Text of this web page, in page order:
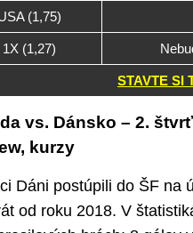
(1,75)
1X (1,27)
STAVTE SI
vs. Dánsko – 2.
kurzy
Dáni postúpili do ŠF na
od roku 2018. V